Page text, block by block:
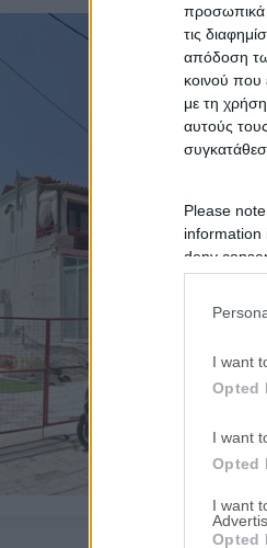
προσωπικά
τις
απόδοση
κοινού που
με τη
αυτούς
Please
information
deny
in below
I want
Opted
I want
Opted
I want
Opted